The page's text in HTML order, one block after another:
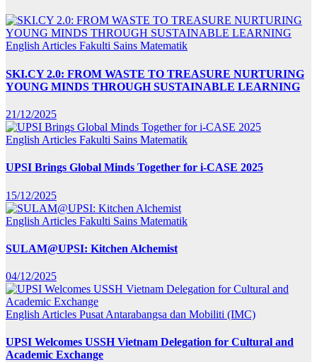
English Articles Fakulti Sains Matematik
SKI.CY 2.0: FROM WASTE TO TREASURE NURTURING
YOUNG MINDS THROUGH SUSTAINABLE LEARNING
21/12/2025
English Articles Fakulti Sains Matematik
UPSI Brings Global Minds Together for i-CASE 2025
15/12/2025
English Articles Fakulti Sains Matematik
SULAM@UPSI: Kitchen Alchemist
04/12/2025
English Articles Pusat Antarabangsa dan Mobiliti (IMC)
UPSI Welcomes USSH Vietnam Delegation for Cultural and
Academic Exchange